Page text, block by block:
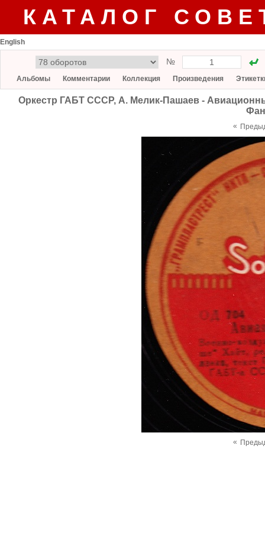
КАТАЛОГ
English
№
Альбомы Комментарии Коллекция Произведения
Оркестр ГАБТ СССР, А. Мелик-Пашаев -
«
«